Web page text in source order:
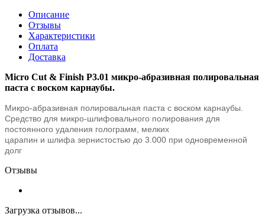
Описание
Отзывы
Характеристики
Оплата
Доставка
Micro Cut & Finish P3.01 микро-абразивная полировальная
паста с воском карнаубы.
Микро-абразивная полировальная паста с воском карнаубы.
Средство для микро-шлифовального полирования для
постоянного удаления голограмм, мелких
царапин и шлифа зернистостью до 3.000 при одновременной
долг
Отзывы
Загрузка отзывов...